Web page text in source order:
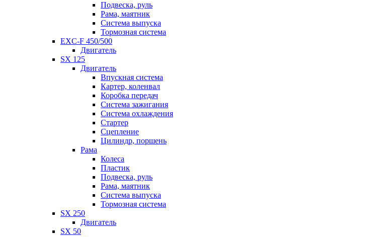
Подвеска, руль
Рама, маятник
Система выпуска
Тормозная система
EXC-F 450/500
Двигатель
SX 125
Двигатель
Впускная система
Картер, коленвал
Коробка передач
Система зажигания
Система охлаждения
Стартер
Сцепление
Цилиндр, поршень
Рама
Колеса
Пластик
Подвеска, руль
Рама, маятник
Система выпуска
Тормозная система
SX 250
Двигатель
SX 50